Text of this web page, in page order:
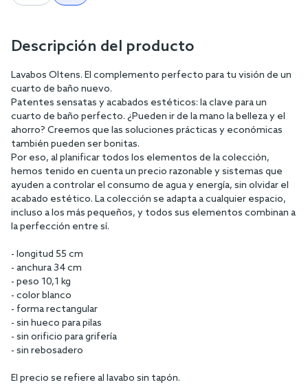
Descripción del producto
Lavabos Oltens. El complemento perfecto para tu visión de un
cuarto de baño nuevo.
Patentes sensatas y acabados estéticos: la clave para un
cuarto de baño perfecto. ¿Pueden ir de la mano la belleza y el
ahorro? Creemos que las soluciones prácticas y económicas
también pueden ser bonitas.
Por eso, al planificar todos los elementos de la colección,
hemos tenido en cuenta un precio razonable y sistemas que
ayuden a controlar el consumo de agua y energía, sin olvidar el
acabado estético. La colección se adapta a cualquier espacio,
incluso a los más pequeños, y todos sus elementos combinan a
la perfección entre sí.
- longitud 55 cm
- anchura 34 cm
- peso 10,1 kg
- color blanco
- forma rectangular
- sin hueco para pilas
- sin orificio para grifería
- sin rebosadero
El precio se refiere al lavabo sin tapón.